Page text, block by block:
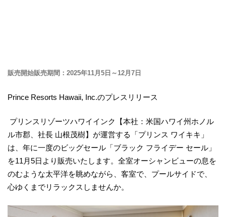
販売開始販売期間：2025年11月5日～12月7日
Prince Resorts Hawaii, Inc.のプレスリリース
プリンスリゾーツハワイインク【本社：米国ハワイ州ホノル
ル市郡、社長 山根茂樹】が運営する「プリンス ワイキキ」
は、年に一度のビッグセール「ブラック フライデー セール」
を11月5日より販売いたします。全室オーシャンビューの息を
のむような太平洋を眺めながら、客室で、プールサイドで、
心ゆくまでリラックスしませんか。